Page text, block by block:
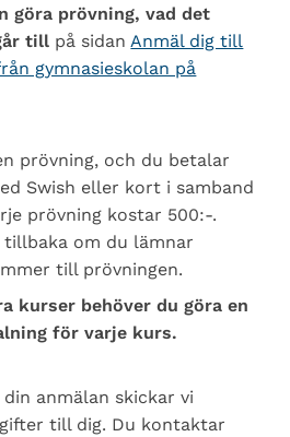
göra prövning, vad det
till på sidanAnmäl dig till
gymnasieskolan på
prövning, och du betalar
Swish eller kort i samband
prövning kostar 500:-.
tillbaka om du lämnar
till prövningen.
kurser behöver du göra en
för varje kurs.
anmälan skickar vi
till dig. Du kontaktar